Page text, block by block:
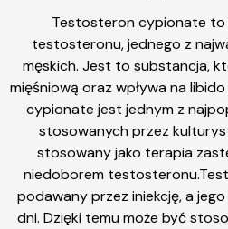
Testosteron cypionate
testosteronu, jednego z
męskich. Jest to substancja,
mięśniową oraz wpływa na
cypionate jest jednym z
stosowanych przez
stosowany jako terapia
niedoborem
podawany przez iniekcję, a
dni. Dzięki temu może być